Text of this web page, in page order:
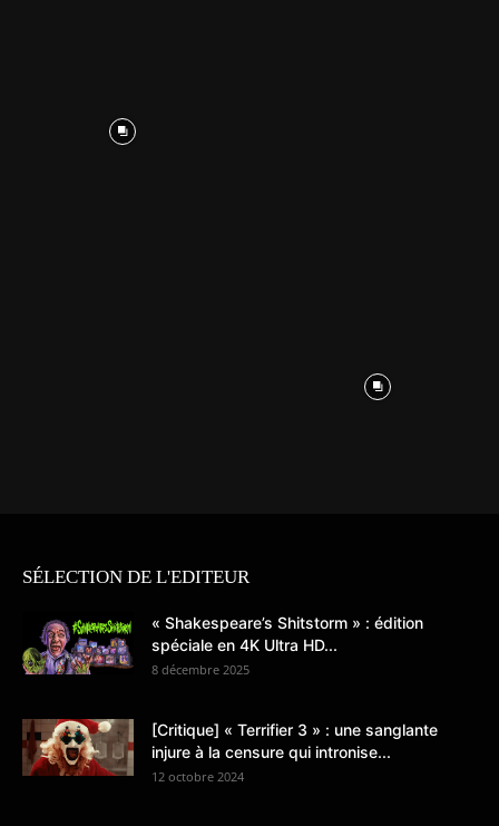
SÉLECTION DE L'EDITEUR
« Shakespeare’s Shitstorm » : édition
spéciale en 4K Ultra HD...
8 décembre 2025
[Critique] « Terrifier 3 » : une sanglante
injure à la censure qui intronise...
12 octobre 2024